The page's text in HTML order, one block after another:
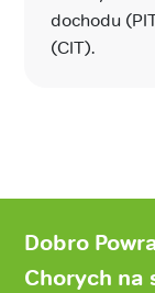
dochodu
(CIT).
stronyDobro
Chorych na